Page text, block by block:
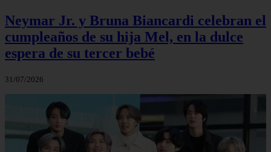
Neymar Jr. y Bruna Biancardi celebran el
cumpleaños de su hija Mel, en la dulce
espera de su tercer bebé
31/07/2026